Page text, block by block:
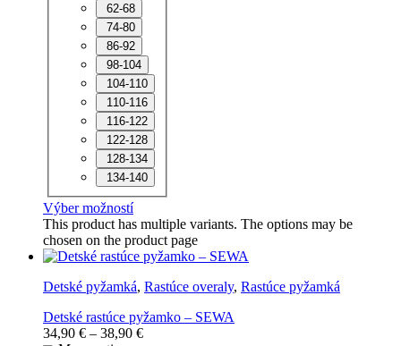
62-68
74-80
86-92
98-104
104-110
110-116
116-122
122-128
128-134
134-140
Výber možností
This product has multiple variants. The options may be
chosen on the product page
Detské pyžamká, Rastúce overaly, Rastúce pyžamká
Detské rastúce pyžamko – SEWA
34,90 € – 38,90 €